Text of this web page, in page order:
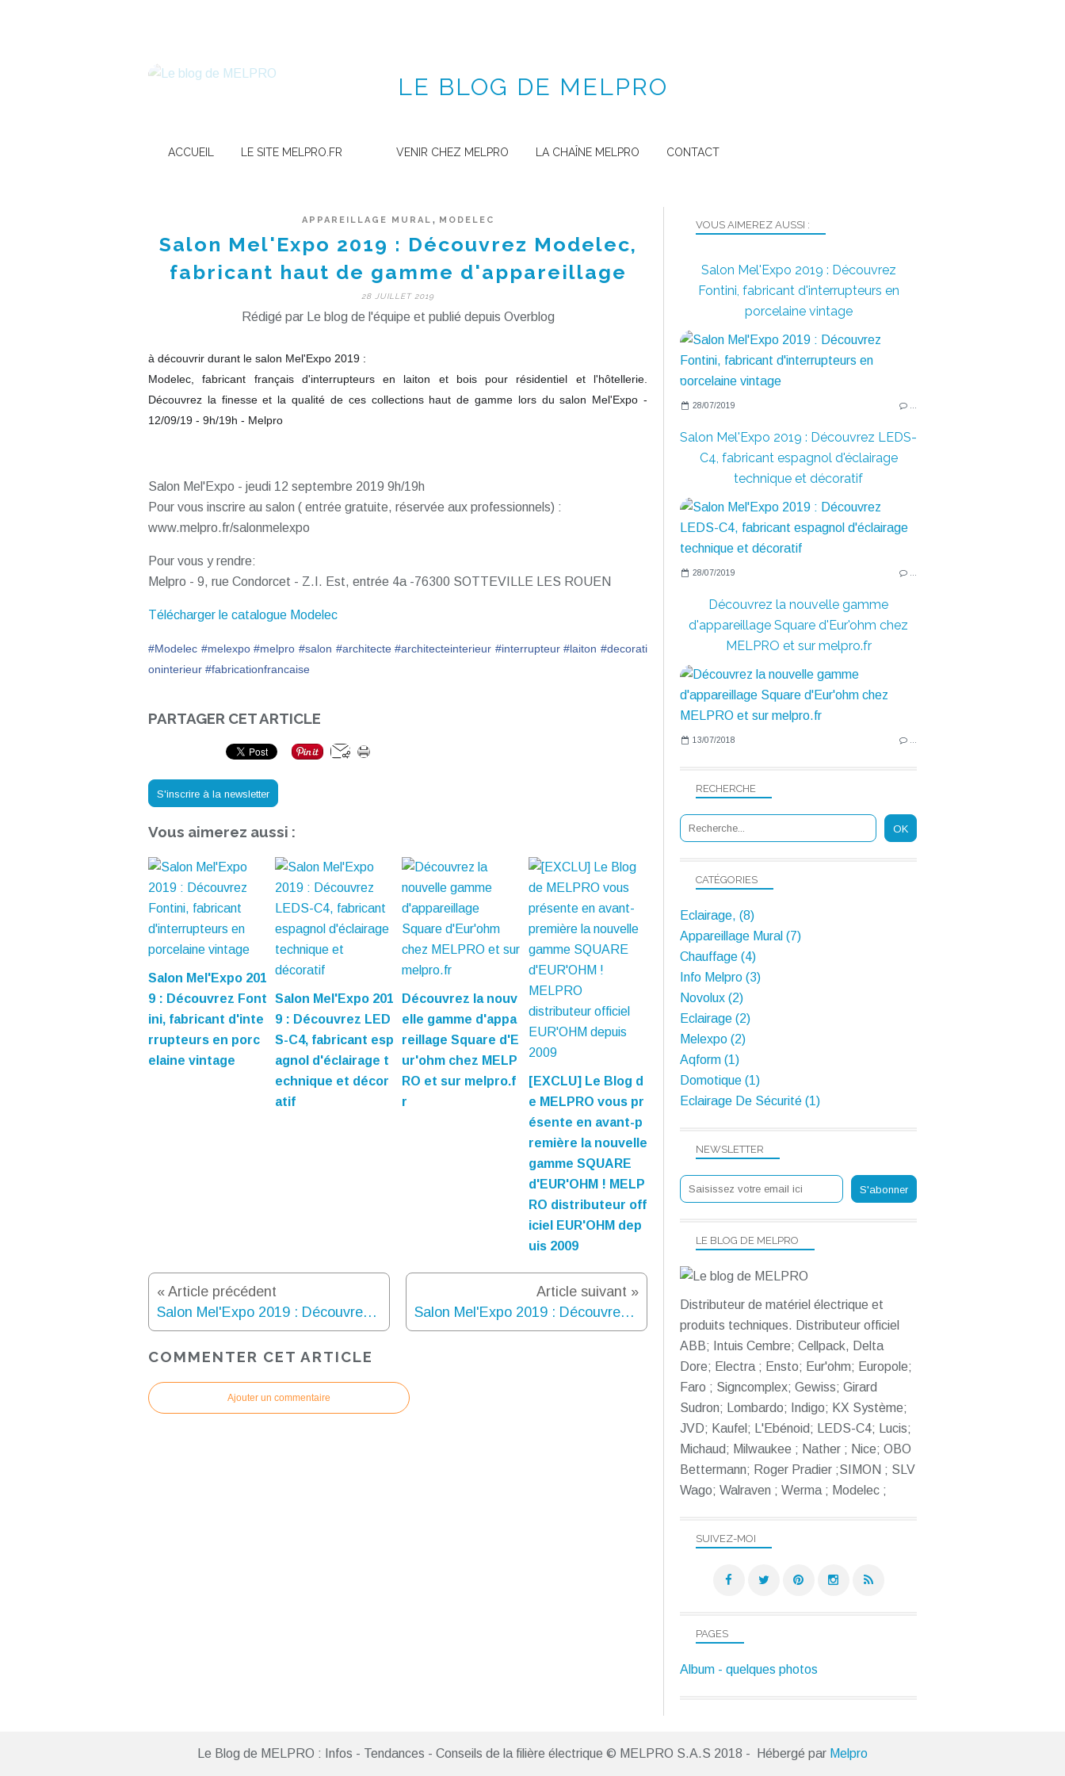
LE BLOG DE MELPRO
ACCUEIL LE SITE MELPRO.FR VENIR CHEZ MELPRO LA CHAÎNE MELPRO CONTACT
APPAREILLAGE MURAL , MODELEC
Salon Mel'Expo 2019 : Découvrez Modelec,
fabricant haut de gamme d'appareillage
28 JUILLET 2019
Rédigé par Le blog de l'équipe et publié depuis Overblog
à découvrir durant le salon Mel'Expo 2019 :
Modelec, fabricant français d'interrupteurs en laiton et bois pour résidentiel et l'hôtellerie.
Découvrez la finesse et la qualité de ces collections haut de gamme lors du salon Mel'Expo -
12/09/19 - 9h/19h - Melpro
Salon Mel'Expo - jeudi 12 septembre 2019 9h/19h
Pour vous inscrire au salon ( entrée gratuite, réservée aux professionnels) :
www.melpro.fr/salonmelexpo
Pour vous y rendre:
Melpro - 9, rue Condorcet - Z.I. Est, entrée 4a -76300 SOTTEVILLE LES ROUEN
Télécharger le catalogue Modelec
#Modelec #melexpo #melpro #salon #architecte #architecteinterieur #interrupteur #laiton #decorati
oninterieur #fabricationfrancaise
PARTAGER CET ARTICLE
S'inscrire à la newsletter
Vous aimerez aussi :
Salon Mel'Expo 201
9 : Découvrez Font
ini, fabricant d'inte
rrupteurs en porc
elaine vintage
Salon Mel'Expo 201
9 : Découvrez LED
S-C4, fabricant esp
agnol d'éclairage t
echnique et décor
atif
Découvrez la nouv
elle gamme d'appa
reillage Square d'E
ur'ohm chez MELP
RO et sur melpro.f
r
[EXCLU] Le Blog d
e MELPRO vous pr
ésente en avant-p
remière la nouvelle
gamme SQUARE
d'EUR'OHM ! MELP
RO distributeur off
iciel EUR'OHM dep
uis 2009
« Article précédent
Salon Mel'Expo 2019 : Découvrez Wever & Ducré, fabricant belge d'éclairage technique et décoratif
Article suivant »
Salon Mel'Expo 2019 : Découvrez LEDS-C4, fabricant espagnol d'éclairage technique et décoratif
COMMENTER CET ARTICLE
Ajouter un commentaire
NEWSLETTER
SUIVEZ-MOI
RECHERCHE
LE BLOG DE MELPRO
Distributeur de matériel électrique et
produits techniques. Distributeur officiel
ABB; Intuis Cembre; Cellpack, Delta
Dore; Electra ; Ensto; Eur'ohm; Europole;
Faro ; Signcomplex; Gewiss; Girard
Sudron; Lombardo; Indigo; KX Système;
JVD; Kaufel; L'Ebénoid; LEDS-C4; Lucis;
Michaud; Milwaukee ; Nather ; Nice; OBO
Bettermann; Roger Pradier ;SIMON ; SLV
Wago; Walraven ; Werma ; Modelec ;
VOUS AIMEREZ AUSSI :
Salon Mel'Expo 2019 : Découvrez
Fontini, fabricant d'interrupteurs en
porcelaine vintage
28/07/2019
Salon Mel'Expo 2019 : Découvrez LEDS-
C4, fabricant espagnol d'éclairage
technique et décoratif
28/07/2019
Découvrez la nouvelle gamme
d'appareillage Square d'Eur'ohm chez
MELPRO et sur melpro.fr
13/07/2018
PAGES
Album - quelques photos
CATÉGORIES
Eclairage, (8)
Appareillage Mural (7)
Chauffage (4)
Info Melpro (3)
Novolux (2)
Eclairage (2)
Melexpo (2)
Aqform (1)
Domotique (1)
Eclairage De Sécurité (1)
Le Blog de MELPRO : Infos - Tendances - Conseils de la filière électrique © MELPRO S.A.S 2018 - Hébergé par Melpro